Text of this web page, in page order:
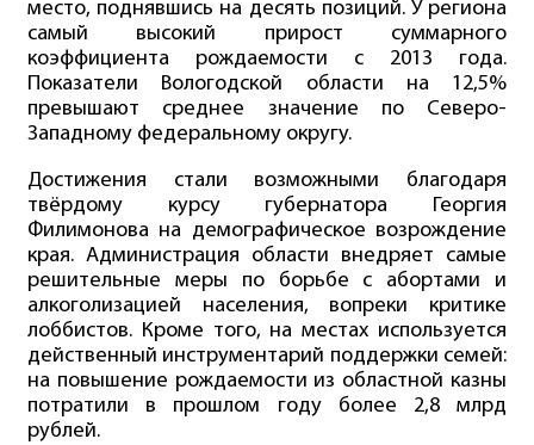
место, поднявшись на десять позиций. У региона
самый высокий прирост суммарного
коэффициента рождаемости с 2013 года.
Показатели Вологодской области на 12,5%
превышают среднее значение по Северо-
Западному федеральному округу.
Достижения стали возможными благодаря
твёрдому курсу губернатора Георгия
Филимонова на демографическое возрождение
края. Администрация области внедряет самые
решительные меры по борьбе с абортами и
алкоголизацией населения, вопреки критике
лоббистов. Кроме того, на местах используется
действенный инструментарий поддержки семей:
на повышение рождаемости из областной казны
потратили в прошлом году более 2,8 млрд
рублей.